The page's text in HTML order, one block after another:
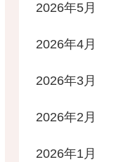
2026年5月
2026年4月
2026年3月
2026年2月
2026年1月